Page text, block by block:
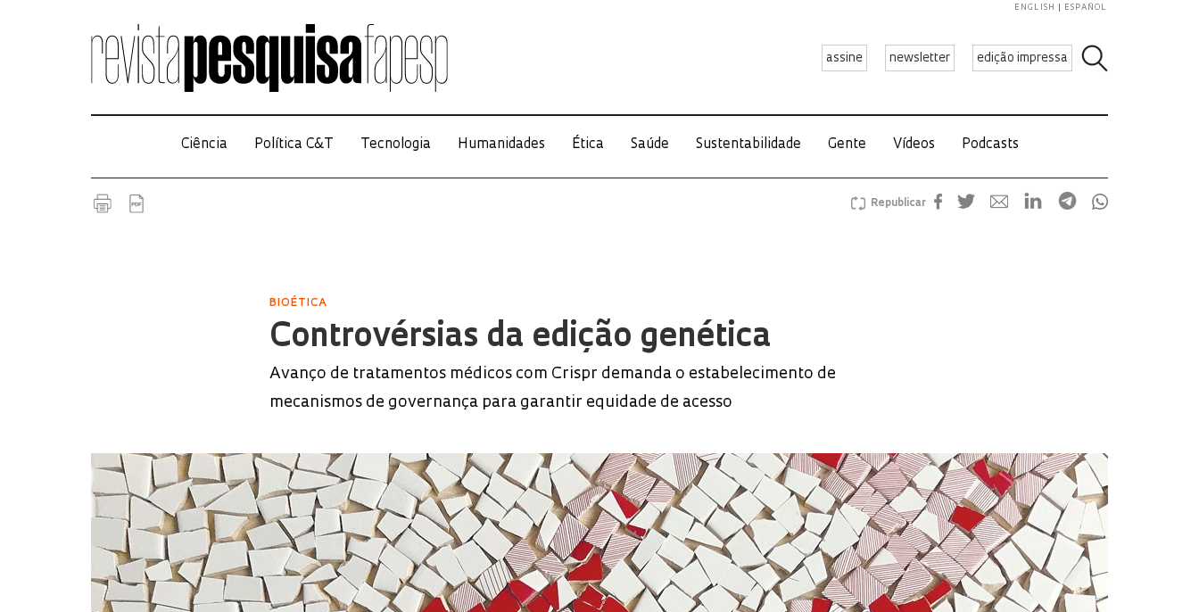
assine newsletter edição impressa
ENGLISH ESPAÑOL
Ciência Política C&T Tecnologia Humanidades Ética Saúde Sustentabilidade Gente Vídeos Podcasts
Republicar
BIOÉTICA
Controvérsias da edição genética
Avanço de tratamentos médicos com Crispr demanda o estabelecimento de
mecanismos de governança para garantir equidade de acesso